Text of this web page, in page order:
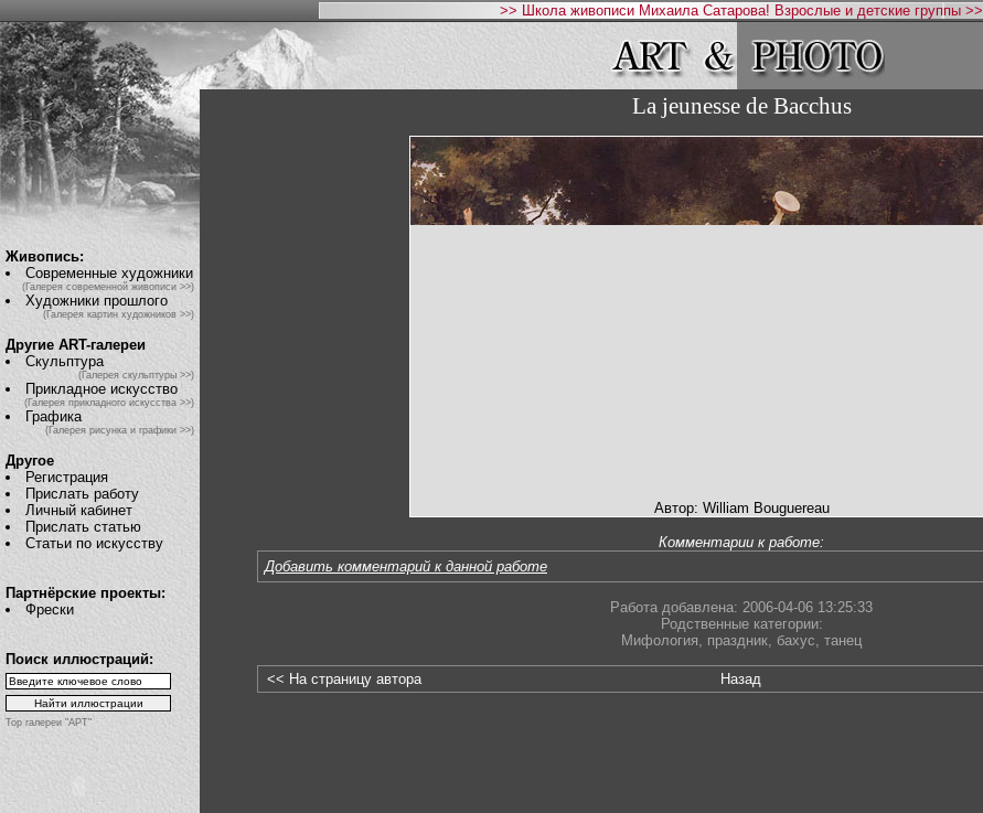
>> Школа живописи Михаила Сатарова! Взрослые и детские группы >>
Живопись:
Современные художники
(Галерея современной живописи >>)
Художники прошлого
(Галерея картин художников >>)
Другие ART-галереи
Скульптура
(Галерея скульптуры >>)
Прикладное искусство
(Галерея прикладного искусства >>)
Графика
(Галерея рисунка и графики >>)
Другое
Регистрация
Прислать работу
Личный кабинет
Прислать статью
Статьи по искусству
Партнёрские проекты:
Фрески
Поиск иллюстраций:
Top галереи "АРТ"
La jeunesse de Bacchus
Автор: William Bouguereau
Комментарии к работе:
Добавить комментарий к данной работе
Работа добавлена: 2006-04-06 13:25:33
Родственные категории:
Мифология, праздник, бахус, танец
<< На страницу автора Назад